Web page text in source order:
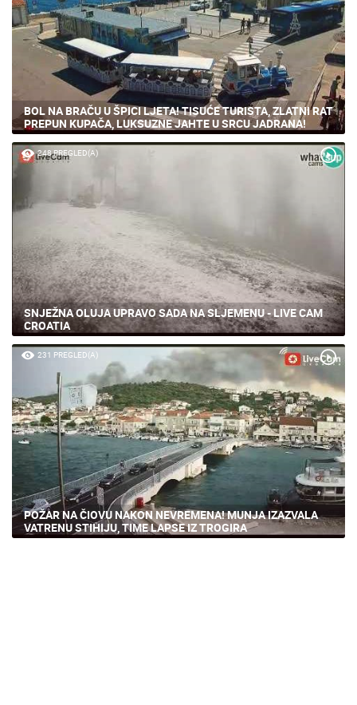
BOL NA BRAČU U ŠPICI LJETA! TISUĆE TURISTA, ZLATNI RAT
PREPUN KUPAČA, LUKSUZNE JAHTE U SRCU JADRANA!
248 PREGLED(A)
SNJEŽNA OLUJA UPRAVO SADA NA SLJEMENU - LIVE CAM
CROATIA
231 PREGLED(A)
POŽAR NA ČIOVU NAKON NEVREMENA! MUNJA IZAZVALA
VATRENU STIHIJU, TIME LAPSE IZ TROGIRA